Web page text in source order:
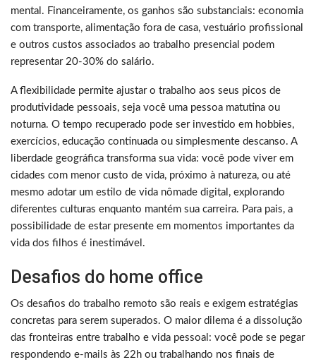
mental. Financeiramente, os ganhos são substanciais: economia
com transporte, alimentação fora de casa, vestuário profissional
e outros custos associados ao trabalho presencial podem
representar 20-30% do salário.
A flexibilidade permite ajustar o trabalho aos seus picos de
produtividade pessoais, seja você uma pessoa matutina ou
noturna. O tempo recuperado pode ser investido em hobbies,
exercícios, educação continuada ou simplesmente descanso. A
liberdade geográfica transforma sua vida: você pode viver em
cidades com menor custo de vida, próximo à natureza, ou até
mesmo adotar um estilo de vida nômade digital, explorando
diferentes culturas enquanto mantém sua carreira. Para pais, a
possibilidade de estar presente em momentos importantes da
vida dos filhos é inestimável.
Desafios do home office
Os desafios do trabalho remoto são reais e exigem estratégias
concretas para serem superados. O maior dilema é a dissolução
das fronteiras entre trabalho e vida pessoal: você pode se pegar
respondendo e-mails às 22h ou trabalhando nos finais de